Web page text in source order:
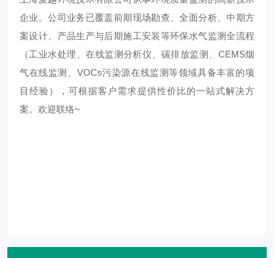
企业。公司业务已覆盖前期现场勘查、全面分析、中期方
案设计、产品生产与后期施工安装等环保水气监测全流程
（工业水处理、在线监测分析仪、碳排放监测、CEMS烟
气在线监测、VOCs污染源在线监测等领域具备丰富的项
目经验），可根据客户需求提供性价比的一站式解决方
案。欢迎联络~